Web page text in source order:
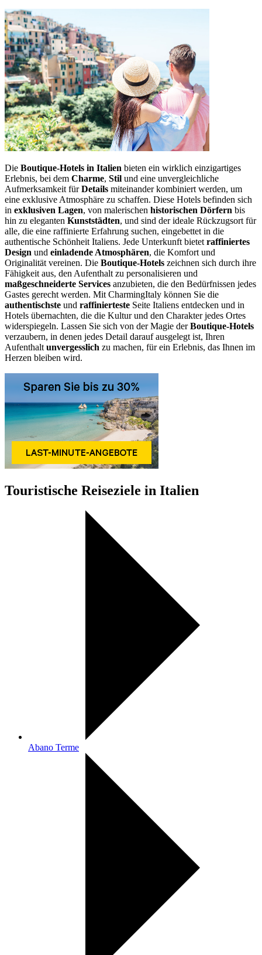
Die Boutique-Hotels in Italien bieten ein wirklich einzigartiges
Erlebnis, bei dem Charme, Stil und eine unvergleichliche
Aufmerksamkeit fürDetails miteinander kombiniert werden, um
eine exklusive Atmosphäre zu schaffen. Diese Hotels befinden sich
in exklusiven Lagen, von malerischen historischen Dörfern bis
hin zu eleganten Kunststädten, und sind der ideale Rückzugsort für
alle, die eine raffinierte Erfahrung suchen, eingebettet in die
authentische Schönheit Italiens. Jede Unterkunft bietet raffiniertes
Design und einladende Atmosphären, die Komfort und
Originalität vereinen. Die Boutique-Hotels zeichnen sich durch ihre
Fähigkeit aus, den Aufenthalt zu personalisieren und
maßgeschneiderte Services anzubieten, die den Bedürfnissen jedes
Gastes gerecht werden. Mit CharmingItaly können Sie die
authentischste und raffinierteste Seite Italiens entdecken und in
Hotels übernachten, die die Kultur und den Charakter jedes Ortes
widerspiegeln. Lassen Sie sich von der Magie derBoutique-Hotels
verzaubern, in denen jedes Detail darauf ausgelegt ist, Ihren
Aufenthalt unvergesslich zu machen, für ein Erlebnis, das Ihnen im
Herzen bleiben wird.
Touristische Reiseziele in Italien
Abano Terme